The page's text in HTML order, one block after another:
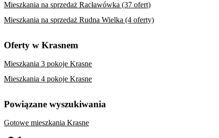
Mieszkania na sprzedaż Racławówka (37 ofert)
Mieszkania na sprzedaż Rudna Wielka (4 oferty)
Oferty w Krasnem
Mieszkania 3 pokoje Krasne
Mieszkania 4 pokoje Krasne
Powiązane wyszukiwania
Gotowe mieszkania Krasne